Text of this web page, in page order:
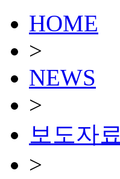
HOME
>
NEWS
>
보도자료
>